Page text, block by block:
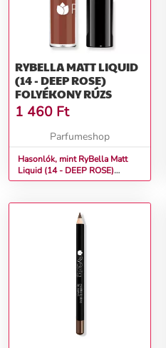
RYBELLA MATT LIQUID
(14 - DEEP ROSE)
FOLYÉKONY RÚZS
1 460 Ft
Parfumeshop
Hasonlók, mint RyBella Matt
Liquid (14 - DEEP ROSE)
Folyékony rúzs